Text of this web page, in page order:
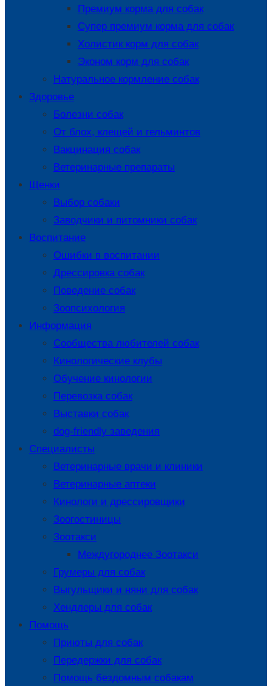
Премиум корма для собак
Супер премиум корма для собак
Холистик корм для собак
Эконом корм для собак
Натуральное кормление собак
Здоровье
Болезни собак
От блох, клещей и гельминтов
Вакцинация собак
Ветеринарные препараты
Щенки
Выбор собаки
Заводчики и питомники собак
Воспитание
Ошибки в воспитании
Дрессировка собак
Поведение собак
Зоопсихология
Информация
Сообщества любителей собак
Кинологические клубы
Обучение кинологии
Перевозка собак
Выставки собак
dog-friendly заведения
Специалисты
Ветеринарные врачи и клиники
Ветеринарные аптеки
Кинологи и дрессировщики
Зоогостиницы
Зоотакси
Междугороднее Зоотакси
Грумеры для собак
Выгульщики и няни для собак
Хендлеры для собак
Помощь
Приюты для собак
Передержки для собак
Помощь бездомным собакам